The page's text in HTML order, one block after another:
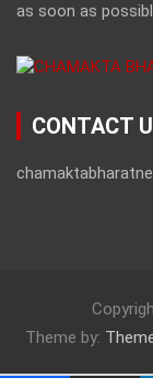
as soon as
CONTACT
Theme by: